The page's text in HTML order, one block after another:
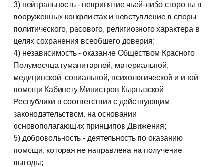
3) нейтральность - непринятие чьей-либо стороны в
вооруженных конфликтах и невступление в споры
политического, расового, религиозного характера в
целях сохранения всеобщего доверия;
4) независимость - оказание Обществом Красного
Полумесяца гуманитарной, материальной,
медицинской, социальной, психологической и иной
помощи Кабинету Министров Кыргызской
Республики в соответствии с действующим
законодательством, на основании
основополагающих принципов Движения;
5) добровольность - деятельность по оказанию
помощи, которая не направлена на получение
выгоды;